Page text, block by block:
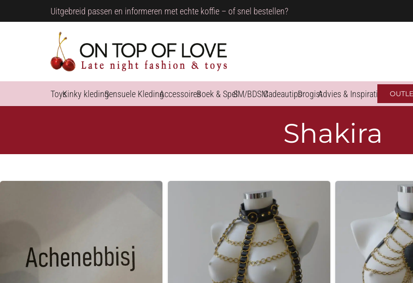
Uitgebreid passen en informeren met echte koffie – of snel bestellen?
ToysKinky kledingSensuele KledingAccessoiresBoek & SpelSM/BDSMCadeautipsDrogistAdvies & Inspiratie
Shakira